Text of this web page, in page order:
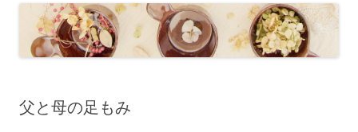
ツ
へ
ス
キ
ッ
父と母の足もみ